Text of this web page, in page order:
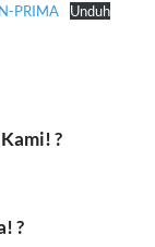
PRIMA Unduh
?
?